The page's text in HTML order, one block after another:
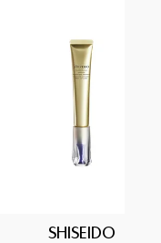
SHISEIDO